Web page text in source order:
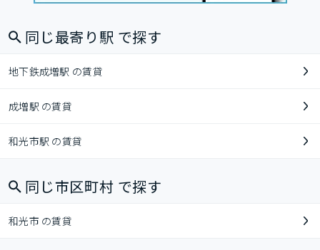
同じ最寄り駅 で探す
地下鉄成増駅 の賃貸
成増駅 の賃貸
和光市駅 の賃貸
同じ市区町村 で探す
和光市 の賃貸